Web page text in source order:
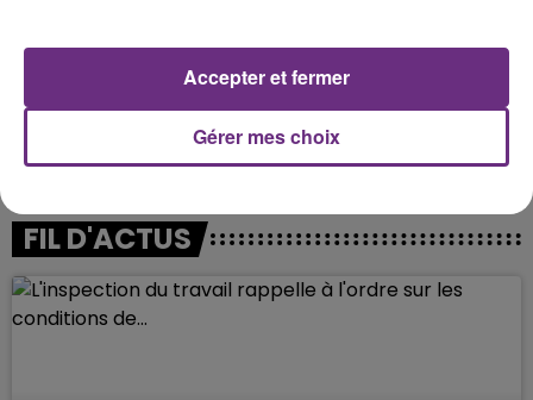
FIL D'ACTUS
Gérer mes choix
Accepter et fermer